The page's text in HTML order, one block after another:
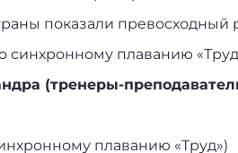
показали превосходный
плаванию
(тренеры-
плаванию «Труд»)